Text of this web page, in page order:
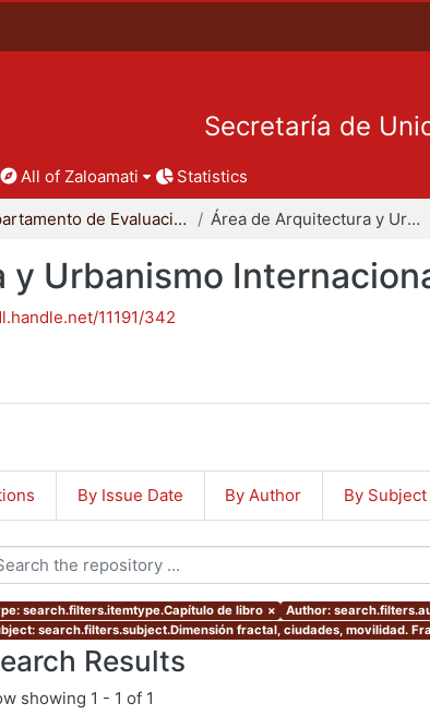
Secretaría de
All of Zaloamati Statistics
Departamento de Evaluación del Diseño en el Tiempo Área de Arquitectura y Urbanismo Internacional
Urbanismo
11191/342
By Issue Date By Author By Subject
search.filters.itemtype.Capítulo de libro × Author:
search.filters.subject.Dimensión fractal, ciudades, movilidad.
Results
showing 1 - 1 of 1